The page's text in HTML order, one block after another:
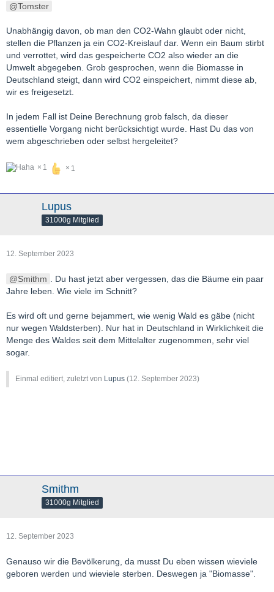
Tomster
Unabhängig davon, ob man den CO2-Wahn glaubt oder nicht,
stellen die Pflanzen ja ein CO2-Kreislauf dar. Wenn ein Baum stirbt
und verrottet, wird das gespeicherte CO2 also wieder an die
Umwelt abgegeben. Grob gesprochen, wenn die Biomasse in
Deutschland steigt, dann wird CO2 einspeichert, nimmt diese ab,
wir es freigesetzt.
In jedem Fall ist Deine Berechnung grob falsch, da dieser
essentielle Vorgang nicht berücksichtigt wurde. Hast Du das von
wem abgeschrieben oder selbst hergeleitet?
1 1
Lupus
31000g Mitglied
12. September 2023
Smithm
. Du hast jetzt aber vergessen, das die Bäume ein paar
Jahre leben. Wie viele im Schnitt?
Es wird oft und gerne bejammert, wie wenig Wald es gäbe (nicht
nur wegen Waldsterben). Nur hat in Deutschland in Wirklichkeit die
Menge des Waldes seit dem Mittelalter zugenommen, sehr viel
sogar.
Einmal editiert, zuletzt von Lupus (12. September 2023)
Smithm
31000g Mitglied
12. September 2023
Genauso wir die Bevölkerung, da musst Du eben wissen wieviele
geboren werden und wieviele sterben. Deswegen ja "Biomasse".